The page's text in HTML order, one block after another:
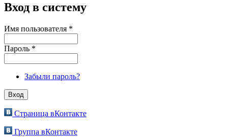
Вход в систему
Имя пользователя *
Пароль *
Забыли пароль?
Страница вКонтакте
Группа вКонтакте